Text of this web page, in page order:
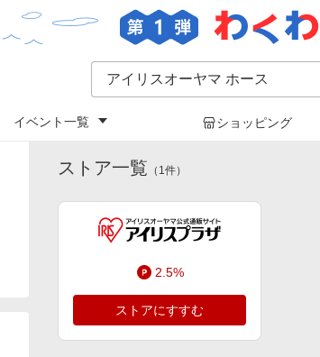
イベント一覧 ショッピング
トップ アイリスオーヤマ ホース」の検索結果
ストア一覧 （ 1件）
2.5%
ストアにすすむ